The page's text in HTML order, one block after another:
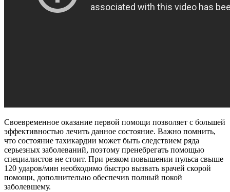
Своевременное оказание первой помощи позволяет с большей
эффективностью лечить данное состояние. Важно помнить,
что состояние тахикардии может быть следствием ряда
серьезных заболеваний, поэтому пренебрегать помощью
специалистов не стоит. При резком повышении пульса свыше
120 ударов/мин необходимо быстро вызвать врачей скорой
помощи, дополнительно обеспечив полный покой
заболевшему.